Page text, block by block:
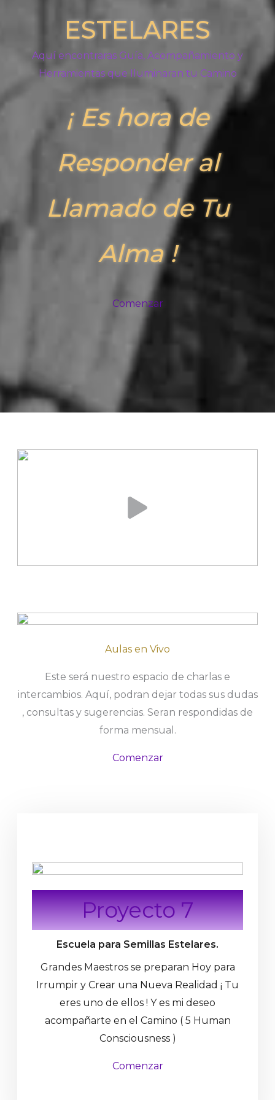
ESTELARES
Aquí encontraras Guía, Acompañamiento y
Herramientas que Iluminaran tu Camino
¡ Es hora de
Responder al
Llamado de Tu
Alma !
Comenzar
Aulas en Vivo
Este será nuestro espacio de charlas e
intercambios. Aquí, podran dejar todas sus dudas
, consultas y sugerencias. Seran respondidas de
forma mensual.
Comenzar
Proyecto 7
Escuela para Semillas Estelares.
Grandes Maestros se preparan Hoy para
Irrumpir y Crear una Nueva Realidad ¡ Tu
eres uno de ellos ! Y es mi deseo
acompañarte en el Camino ( 5 Human
Consciousness )
Comenzar